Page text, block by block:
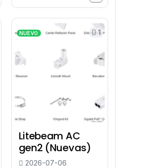
1
NUEVO
Litebeam AC
gen2 (Nuevas)
2026-07-06